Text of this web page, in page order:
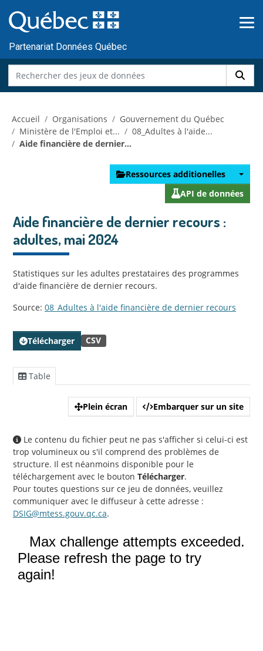
au
contenu
Partenariat Données Québec
Accueil Organisations
Gouvernement du Québec
Ministère de l'Emploi et...
08_Adultes à l'aide...
Aide financière de dernier...
Ressources additionelles
API de données
Aide financière de dernier recours :
adultes, mai 2024
Statistiques sur les adultes prestataires des programmes
d'aide financière de dernier recours.
Source: 08_Adultes à l'aide financière de dernier recours
Télécharger CSV
Table
Plein écran Embarquer sur un site
Le contenu du fichier peut ne pas s'afficher si celui-ci est
trop volumineux ou s'il comprend des problèmes de
structure. Il est néanmoins disponible pour le
téléchargement avec le bouton Télécharger.
Pour toutes questions sur ce jeu de données, veuillez
communiquer avec le diffuseur à cette adresse :
DSIG@mtess.gouv.qc.ca.